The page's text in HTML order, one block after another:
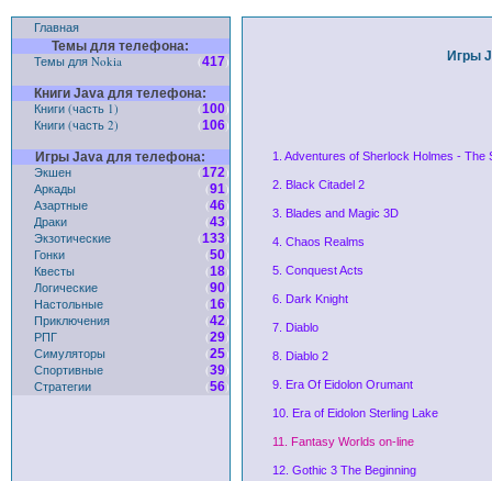
Главная
Темы для телефона:
Темы для Nokia (417)
Книги Java для телефона:
Книги (часть 1) (100)
Книги (часть 2)
(106)
Игры Java для телефона:
Экшен (172)
Аркады
(91)
Азартные
(46)
Драки
(43)
Экзотические
(133)
Гонки
(50)
Квесты
(18)
Логические
(90)
Настольные
(16)
Приключения
(42)
РПГ
(29)
Симуляторы
(25)
Спортивные
(39)
Стратегии
(56)
Игры
1. Adventures of Sherlock Holmes - The
2. Black Citadel 2
3. Blades and Magic 3D
4. Chaos Realms
5. Conquest Acts
6. Dark Knight
7. Diablo
8. Diablo 2
9. Era Of Eidolon Orumant
10. Era of Eidolon Sterling Lake
11. Fantasy Worlds on-line
12. Gothic 3 The Beginning